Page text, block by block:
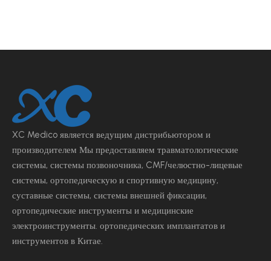
XC Medico является ведущим дистрибьютором и
производителем Мы предоставляем травматологические
системы, системы позвоночника, CMF/челюстно-лицевые
системы, ортопедическую и спортивную медицину,
суставные системы, системы внешней фиксации,
ортопедические инструменты и медицинские
электроинструменты. ортопедических имплантатов и
инструментов в Китае.